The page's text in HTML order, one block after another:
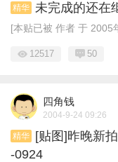
精华 未完成的还在
[本贴已被 作者 于 2005
12517 50
四角钱
2004-9-24 09:26
精华
[贴图]昨晚新
-0924